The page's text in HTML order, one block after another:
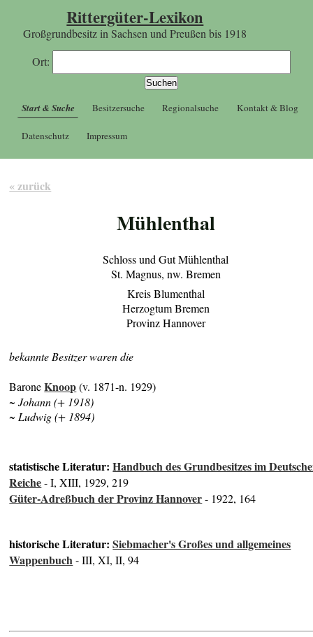
Rittergüter-Lexikon
Großgrundbesitz in Sachsen und Preußen bis 1918
Ort:
Start & Suche Besitzersuche Regionalsuche Kontakt & Blog
Datenschutz Impressum
« zurück
Mühlenthal
Schloss und Gut Mühlenthal
St. Magnus, nw. Bremen
Kreis Blumenthal
Herzogtum Bremen
Provinz Hannover
bekannte Besitzer waren die
BaroneKnoop(v. 1871-n. 1929)
~ Johann (+ 1918)
~ Ludwig (+ 1894)
statistische Literatur:Handbuch des Grundbesitzes im
Reiche- I, XIII, 1929, 219
Güter-Adreßbuch der Provinz Hannover- 1922, 164
historische Literatur:Siebmacher's Großes und allgemeines
Wappenbuch- III, XI, II, 94